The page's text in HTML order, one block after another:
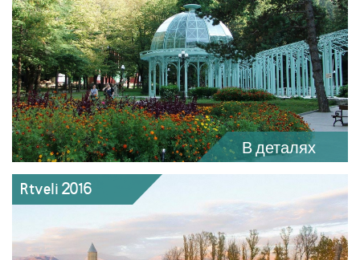
В деталях
Rtveli 2016